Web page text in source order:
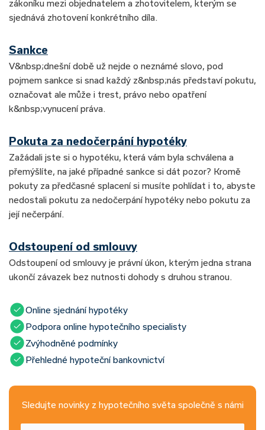
zákoníku mezi objednatelem a zhotovitelem, kterým se
sjednává zhotovení konkrétního díla.
Sankce
V&nbsp;dnešní době už nejde o neznámé slovo, pod
pojmem sankce si snad každý z&nbsp;nás představí pokutu,
označovat ale může i trest, právo nebo opatření
k&nbsp;vynucení práva.
Pokuta za nedočerpání hypotéky
Zažádali jste si o hypotéku, která vám byla schválena a
přemýšlíte, na jaké případné sankce si dát pozor? Kromě
pokuty za předčasné splacení si musíte pohlídat i to, abyste
nedostali pokutu za nedočerpání hypotéky nebo pokutu za
její nečerpání.
Odstoupení od smlouvy
Odstoupení od smlouvy je právní úkon, kterým jedna strana
ukončí závazek bez nutnosti dohody s druhou stranou.
Online sjednání hypotéky
Podpora online hypotečního specialisty
Zvýhodněné podmínky
Přehledné hypoteční bankovnictví
Sledujte novinky z hypotečního světa společně s námi